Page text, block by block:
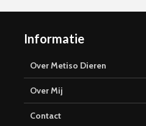
Informatie
Over Metiso Dieren
Over Mij
Contact